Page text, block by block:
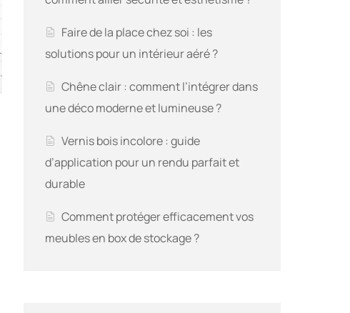
Faire de la place chez soi : les
solutions pour un intérieur aéré ?
Chêne clair : comment l’intégrer dans
une déco moderne et lumineuse ?
Vernis bois incolore : guide
d’application pour un rendu parfait et
durable
Comment protéger efficacement vos
meubles en box de stockage ?